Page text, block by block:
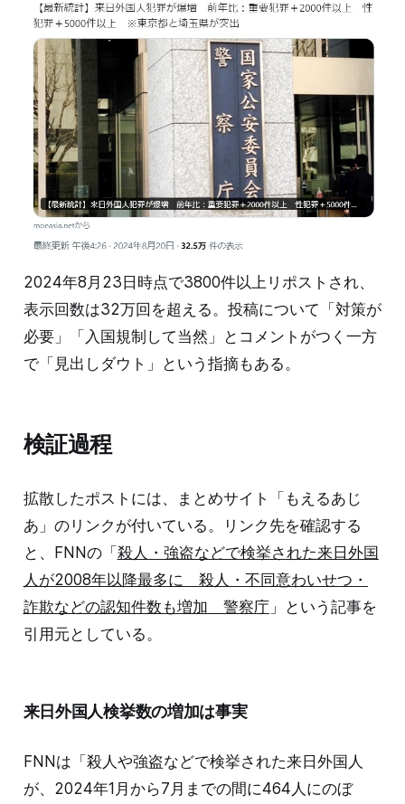
2024年8月23日時点で3800件以上リポストされ、
表示回数は32万回を超える。投稿について「対策が
必要」「入国規制して当然」とコメントがつく一方
で「見出しダウト」という指摘もある。
検証過程
拡散したポストには、まとめサイト「もえるあじ
あ」のリンクが付いている。リンク先を確認する
と、FNNの「殺人・強盗などで検挙された来日外国
人が2008年以降最多に 殺人・不同意わいせつ・
詐欺などの認知件数も増加 警察庁」という記事を
引用元としている。
来日外国人検挙数の増加は事実
FNNは「殺人や強盗などで検挙された来日外国人
が、2024年1月から7月までの間に464人にのぼ